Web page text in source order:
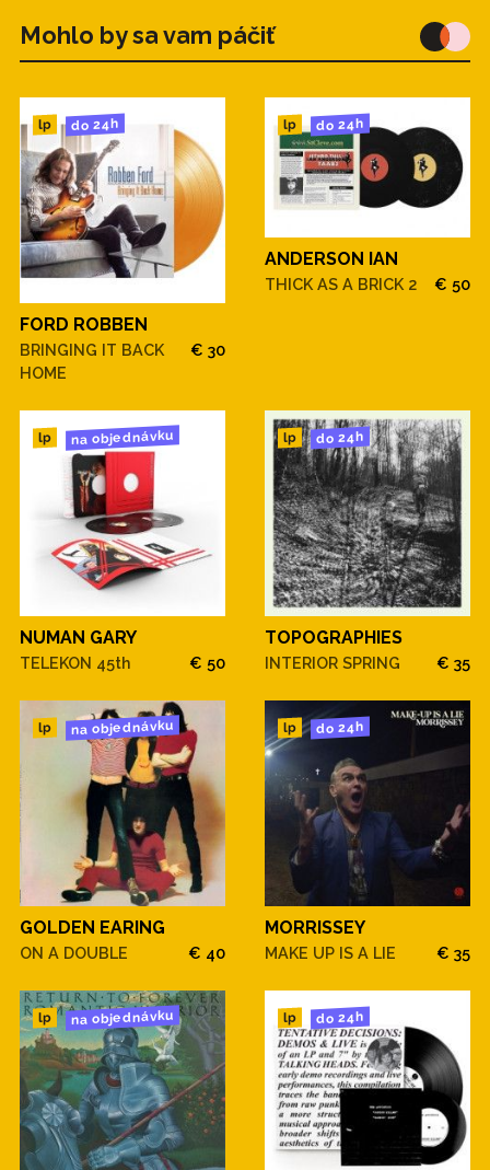
Mohlo by sa vam páčiť
lp do 24h
FORD ROBBEN
BRINGING IT BACK
HOME
€ 30
lp do 24h
ANDERSON IAN
THICK AS A BRICK 2 € 50
lp na objednávku
NUMAN GARY
TELEKON 45th € 50
lp do 24h
TOPOGRAPHIES
INTERIOR SPRING € 35
lp na objednávku
GOLDEN EARING
ON A DOUBLE € 40
lp do 24h
MORRISSEY
MAKE UP IS A LIE € 35
lp na objednávku lp do 24h